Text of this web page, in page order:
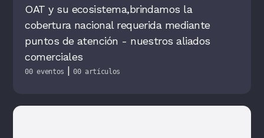
OAT y su ecosistema,brindamos la
cobertura nacional requerida mediante
puntos de atención - nuestros aliados
comerciales
00 eventos |00 artículos